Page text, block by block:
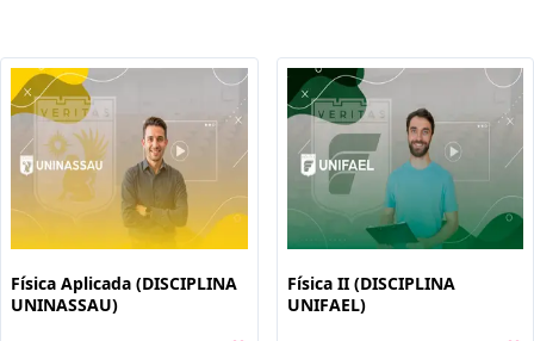
Física Aplicada (DISCIPLINA
UNINASSAU)
Física II (DISCIPLINA
UNIFAEL)